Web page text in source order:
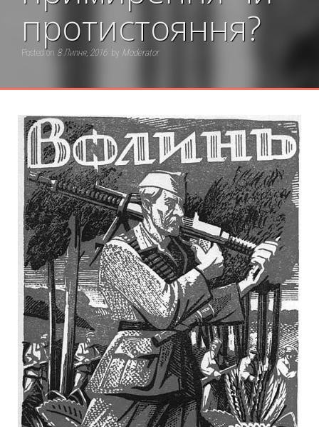
протистояння?
Posted on 8 Липня, 2016 by Moderator